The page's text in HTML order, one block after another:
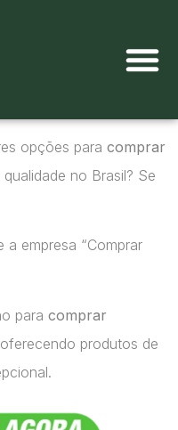
opções para comprar
qualidade no Brasil? Se
a empresa “Comprar
para comprar
oferecendo produtos de